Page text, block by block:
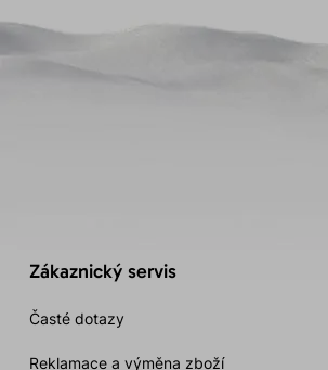
Zákaznický servis
Časté dotazy
Reklamace a výměna zboží